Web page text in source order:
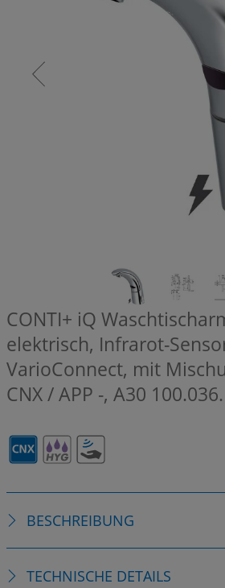
CONTI+ iQ
elektrisch, Infrarot-
VarioConnect, mit
CNX / APP -, A30
BESCHREIBUNG
TECHNISCHE DETAILS